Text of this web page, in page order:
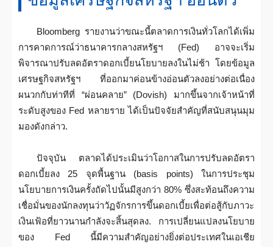
Bloomberg รายงานว่าขณะนี้ตลาดการเงินทั่วโลกได้เพิ่ม
การคาดการณ์ว่าธนาคารกลางสหรัฐฯ (Fed) อาจจะเริ่ม
พิจารณาปรับลดอัตราดอกเบี้ยนโยบายลงในไม่ช้า โดยข้อมูล
เศรษฐกิจสหรัฐฯ ที่ออกมาค่อนข้างอ่อนตัวลงอย่างต่อเนื่อง
ผนวกกับท่าทีที่ “ผ่อนคลาย” (Dovish) มากขึ้นจากเจ้าหน้าที่
ระดับสูงของ Fed หลายราย ได้เป็นปัจจัยสำคัญที่สนับสนุนมุม
มองดังกล่าว.
ปัจจุบัน ตลาดได้ประเมินว่าโอกาสในการปรับลดอัตรา
ดอกเบี้ยลง 25 จุดพื้นฐาน (basis points) ในการประชุม
นโยบายการเงินครั้งถัดไปนั้นมีสูงกว่า 80% ซึ่งสะท้อนถึงความ
เชื่อมั่นของนักลงทุนว่าวัฏจักรการขึ้นดอกเบี้ยเพื่อต่อสู้กับภาวะ
เงินเฟ้อที่ยาวนานกำลังจะสิ้นสุดลง. การเปลี่ยนแปลงนโยบาย
ของ Fed นี้มีความสำคัญอย่างยิ่งต่อประเทศในเอเชีย